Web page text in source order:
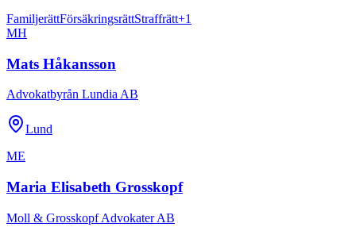
FamiljerättFörsäkringsrättStraffrätt+1
MH
Mats Håkansson
Advokatbyrån Lundia AB
Lund
ME
Maria Elisabeth Grosskopf
Moll & Grosskopf Advokater AB